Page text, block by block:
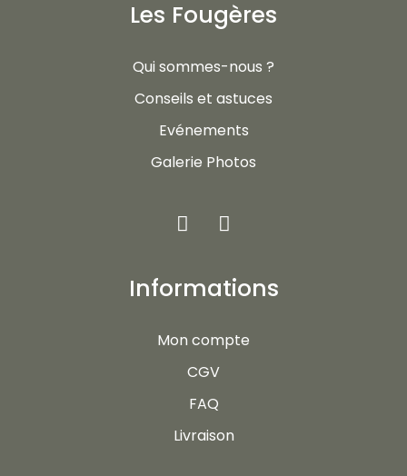
Les Fougères
Qui sommes-nous ?
Conseils et astuces
Evénements
Galerie Photos
Informations
Mon compte
CGV
FAQ
Livraison